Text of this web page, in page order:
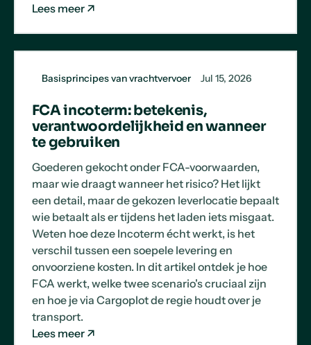
Lees meer
Basisprincipes van vrachtvervoer Jul 15, 2026
FCA incoterm: betekenis,
verantwoordelijkheid en wanneer
te gebruiken
Goederen gekocht onder FCA-voorwaarden,
maar wie draagt wanneer het risico? Het lijkt
een detail, maar de gekozen leverlocatie bepaalt
wie betaalt als er tijdens het laden iets misgaat.
Weten hoe deze Incoterm écht werkt, is het
verschil tussen een soepele levering en
onvoorziene kosten. In dit artikel ontdek je hoe
FCA werkt, welke twee scenario's cruciaal zijn
en hoe je via Cargoplot de regie houdt over je
transport.
Lees meer